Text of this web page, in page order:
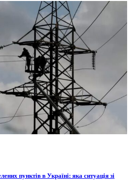
пунктів в Україні: яка ситуація зі